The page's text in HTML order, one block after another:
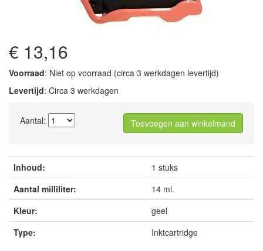
€ 13,16
Voorraad: Niet op voorraad (circa 3 werkdagen levertijd)
Levertijd: Circa 3 werkdagen
Aantal: Toevoegen aan winkelmand
Inhoud:
1 stuks
Aantal milliliter:
14 ml.
Kleur:
geel
Type:
Inktcartridge